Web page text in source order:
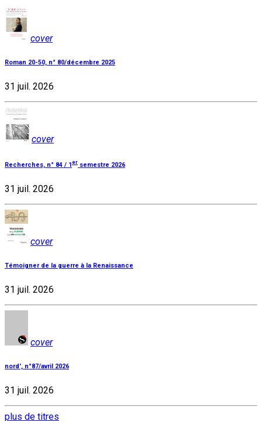
cover
Roman 20-50, n° 80/décembre 2025
31 juil. 2026
cover
Recherches, n° 84 / 1er semestre 2026
31 juil. 2026
cover
Témoigner de la guerre à la Renaissance
31 juil. 2026
cover
nord', n°87/avril 2026
31 juil. 2026
plus de titres